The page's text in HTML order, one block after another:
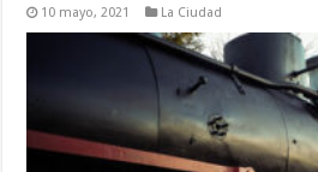
10 mayo, 2021 La Ciudad